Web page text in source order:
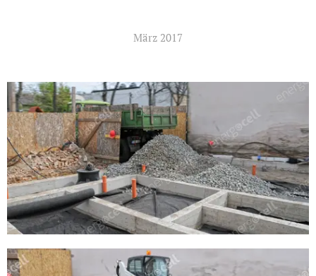
März 2017